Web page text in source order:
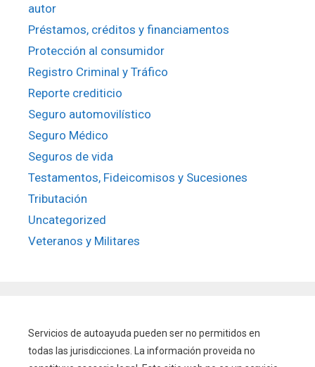
autor
Préstamos, créditos y financiamentos
Protección al consumidor
Registro Criminal y Tráfico
Reporte crediticio
Seguro automovilístico
Seguro Médico
Seguros de vida
Testamentos, Fideicomisos y Sucesiones
Tributación
Uncategorized
Veteranos y Militares
Servicios de autoayuda pueden ser no permitidos en
todas las jurisdicciones. La información proveida no